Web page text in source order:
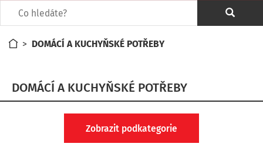
> DOMÁCÍ A KUCHYŇSKÉ POTŘEBY
DOMÁCÍ A KUCHYŇSKÉ POTŘEBY
Zobrazit podkategorie